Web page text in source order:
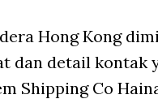
Hong Kong
dan detail kontak
Shipping Co